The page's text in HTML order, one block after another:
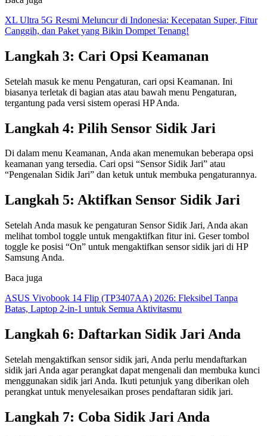
XL Ultra 5G Resmi Meluncur di Indonesia: Kecepatan Super, Fitur
Canggih, dan Paket yang Bikin Dompet Tenang!
Langkah 3: Cari Opsi Keamanan
Setelah masuk ke menu Pengaturan, cari opsi Keamanan. Ini
biasanya terletak di bagian atas atau bawah menu Pengaturan,
tergantung pada versi sistem operasi HP Anda.
Langkah 4: Pilih Sensor Sidik Jari
Di dalam menu Keamanan, Anda akan menemukan beberapa opsi
keamanan yang tersedia. Cari opsi “Sensor Sidik Jari” atau
“Pengenalan Sidik Jari” dan ketuk untuk membuka pengaturannya.
Langkah 5: Aktifkan Sensor Sidik Jari
Setelah Anda masuk ke pengaturan Sensor Sidik Jari, Anda akan
melihat tombol toggle untuk mengaktifkan fitur ini. Geser tombol
toggle ke posisi “On” untuk mengaktifkan sensor sidik jari di HP
Samsung Anda.
Baca juga
ASUS Vivobook 14 Flip (TP3407AA) 2026: Fleksibel Tanpa
Batas, Laptop 2-in-1 untuk Semua Aktivitasmu
Langkah 6: Daftarkan Sidik Jari Anda
Setelah mengaktifkan sensor sidik jari, Anda perlu mendaftarkan
sidik jari Anda agar perangkat dapat mengenali dan membuka kunci
menggunakan sidik jari Anda. Ikuti petunjuk yang diberikan oleh
perangkat untuk menyelesaikan proses pendaftaran sidik jari.
Langkah 7: Coba Sidik Jari Anda